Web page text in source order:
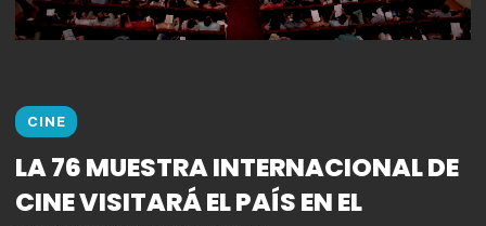
CINE
LA 76 MUESTRA INTERNACIONAL DE
CINE VISITARÁ EL PAÍS EN EL